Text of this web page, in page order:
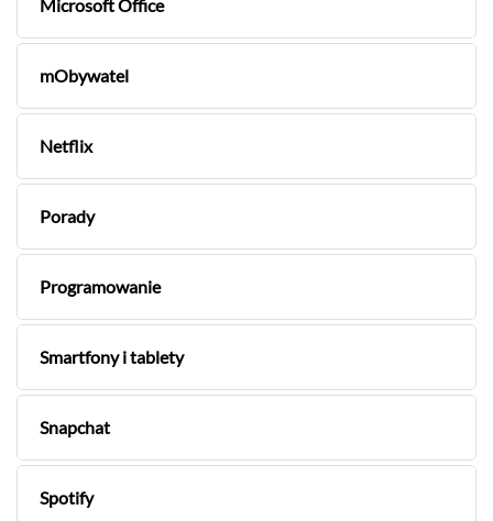
Microsoft Office
mObywatel
Netflix
Porady
Programowanie
Smartfony i tablety
Snapchat
Spotify